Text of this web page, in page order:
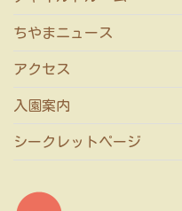
ちやまニュース
アクセス
入園案内
シークレットページ